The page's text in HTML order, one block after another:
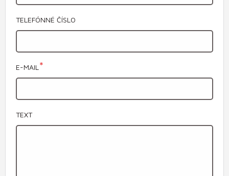
TELEFÓNNÉ ČÍSLO
E-MAIL
TEXT